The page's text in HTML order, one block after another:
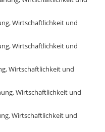
Wirtschaftlichkeit und
Wirtschaftlichkeit und
Wirtschaftlichkeit und
Wirtschaftlichkeit und
Wirtschaftlichkeit und